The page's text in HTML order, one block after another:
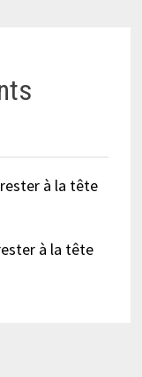
à la tête
à la tête